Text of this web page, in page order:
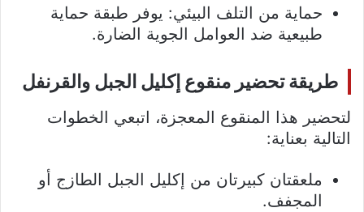
حماية من التلف البيئي: يوفر طبقة حماية
طبيعية ضد العوامل الجوية الضارة.
طريقة تحضير منقوع إكليل الجبل والقرنفل
لتحضير هذا المنقوع المعجزة، اتبعي الخطوات
التالية بعناية:
ملعقتان كبيرتان من إكليل الجبل الطازج أو
المجفف.